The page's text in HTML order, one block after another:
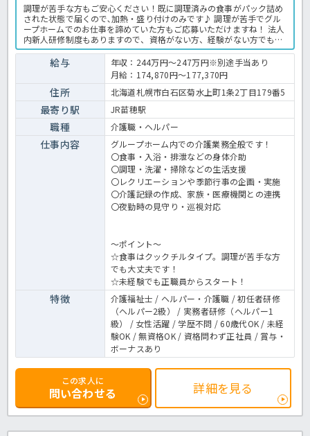
調理が苦手な方もご安心ください！既に調理済みの食事がパック詰め
された状態で届くので､加熱・盛り付けのみです♪ 調理が苦手でグル
ープホームでのお仕事を諦めていた方もご応募いただけますね！ 法人
内新人研修制度もありますので、資格がない方、経験がない方でも安
心です。 資格取得支援制度もありますので、これから介護を始めたい
方におすすめですよ◎ グループホームでの介護業務全般です。 ＜介
護職 正職員 グループホームの求人＞
給与
年収：244万円～247万円※別途手当あり
月給：174,870円～177,370円
住所 北海道札幌市白石区菊水上町1条2丁目179番5
最寄り駅 JR苗穂駅
職種 介護職・ヘルパー
仕事内容
グループホーム内での介護業務全般です！
〇食事・入浴・排泄などの身体介助
〇調理・洗濯・掃除などの生活支援
〇レクリエーションや季節行事の企画・実施
〇介護記録の作成、家族・医療機関との連携
〇夜勤時の見守り・巡視対応
～ポイント～
☆食事はクックチルタイプ。調理が苦手な方
でも大丈夫です！
☆未経験でも正職員からスタート！
特徴
介護福祉士 / ヘルパー・介護職 / 初任者研修
（ヘルパー2級） / 実務者研修（ヘルパー1
級） / 女性活躍 / 学歴不問 / 60歳代OK / 未経
験OK / 無資格OK / 資格問わず正社員 / 賞与・
ボーナスあり
この求人に
問い合わせる 詳細を見る